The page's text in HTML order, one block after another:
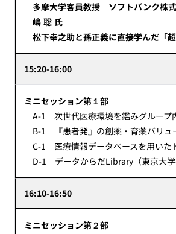
多摩大学客員教授 ソフトバンク株
嶋 聡 氏
松下幸之助と孫正義に直接学んだ「
15:20-16:00
ミニセッション第１部
A-1 次世代医療環境を鑑みグループ
B-1 『患者発』の創薬・育薬バリュ
C-1 医療情報データベースを用いた
D-1 データからだLibrary（東京大学
16:10-16:50
ミニセッション第２部